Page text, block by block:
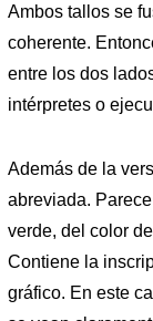
Ambos tallos se
coherente.
entre los dos
intérpretes o
Además de la
abreviada.
verde, del color
Contiene la
gráfico. En este